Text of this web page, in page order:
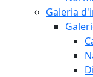
Galeria